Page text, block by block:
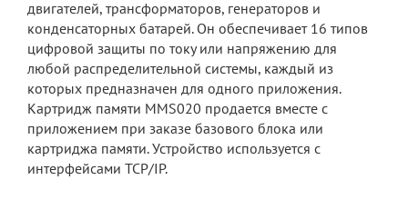
двигателей, трансформаторов, генераторов и
конденсаторных батарей. Он обеспечивает 16 типов
цифровой защиты по току или напряжению для
любой распределительной системы, каждый из
которых предназначен для одного приложения.
Картридж памяти MMS020 продается вместе с
приложением при заказе базового блока или
картриджа памяти. Устройство используется с
интерфейсами TCP/IP.